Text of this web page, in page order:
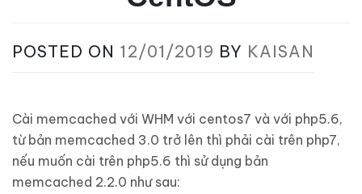
POSTED ON 12/01/2019 BY KAISAN
Cài memcached với WHM với centos7 và với php5.6,
từ bản memcached 3.0 trở lên thì phải cài trên php7,
nếu muốn cài trên php5.6 thì sử dụng bản
memcached 2.2.0 như sau: